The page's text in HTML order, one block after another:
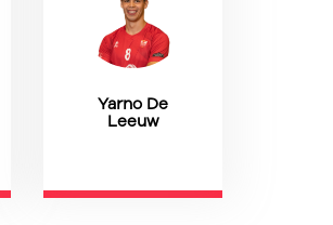
Yarno De
Leeuw